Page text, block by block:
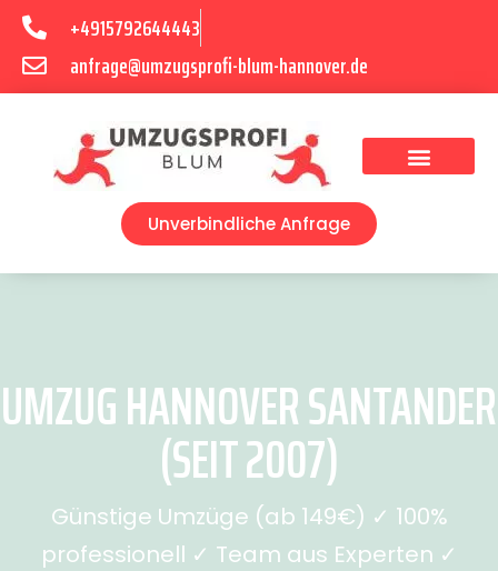
+4915792644443
anfrage@umzugsprofi-blum-hannover.de
Unverbindliche Anfrage
UMZUG HANNOVER SANTANDER
(SEIT 2007)
Günstige Umzüge (ab 149€) ✓ 100%
professionell ✓ Team aus Experten ✓